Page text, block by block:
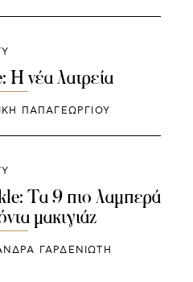
Η νέα λατρεία
ΠΑΠΑΓΕΩΡΓΙΟΥ
Τα 9 πιο λαμπερά
μακιγιάζ
ΓΑΡΔΕΝΙΩΤΗ